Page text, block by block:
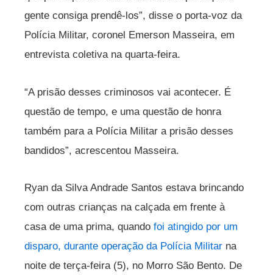
gente consiga prendê-los”, disse o porta-voz da
Polícia Militar, coronel Emerson Masseira, em
entrevista coletiva na quarta-feira.
“A prisão desses criminosos vai acontecer. É
questão de tempo, e uma questão de honra
também para a Polícia Militar a prisão desses
bandidos”, acrescentou Masseira.
Ryan da Silva Andrade Santos estava brincando
com outras crianças na calçada em frente à
casa de uma prima, quando foi atingido por um
disparo, durante operação da Polícia Militar na
noite de terça-feira (5), no Morro São Bento. De